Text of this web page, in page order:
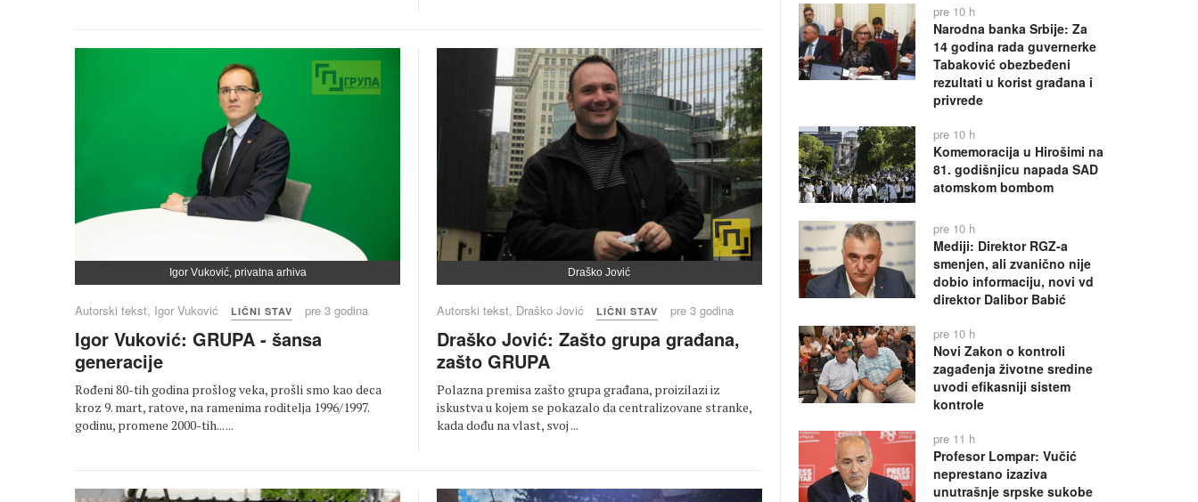
Igor Vuković, privatna arhiva
Autorski tekst, Igor Vuković LIČNI STAV pre 3 godina
Igor Vuković: GRUPA - šansa
generacije
Rođeni 80-tih godina prošlog veka, prošli smo kao deca
kroz 9. mart, ratove, na ramenima roditelja 1996/1997.
godinu, promene 2000-tih... ...
Draško Jović
Autorski tekst, Draško Jović LIČNI STAV pre 3 godina
Draško Jović: Zašto grupa građana,
zašto GRUPA
Polazna premisa zašto grupa građana, proizilazi iz
iskustva u kojem se pokazalo da centralizovane stranke,
kada dođu na vlast, svoj ...
pre 10 h
Narodna banka Srbije: Za
14 godina rada guvernerke
Tabaković obezbeđeni
rezultati u korist građana i
privrede
pre 10 h
Komemoracija u Hirošimi na
81. godišnjicu napada SAD
atomskom bombom
pre 10 h
Mediji: Direktor RGZ-a
smenjen, ali zvanično nije
dobio informaciju, novi vd
direktor Dalibor Babić
pre 10 h
Novi Zakon o kontroli
zagađenja životne sredine
uvodi efikasniji sistem
kontrole
pre 11 h
Profesor Lompar: Vučić
neprestano izaziva
unutrašnje srpske sukobe